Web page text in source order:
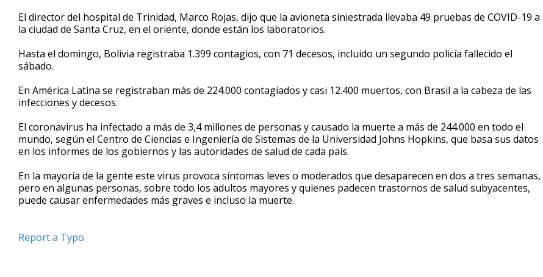
El director del hospital de Trinidad, Marco Rojas, dijo que la avioneta siniestrada llevaba 49 pruebas de COVID-19 a
la ciudad de Santa Cruz, en el oriente, donde están los laboratorios.
Hasta el domingo, Bolivia registraba 1.399 contagios, con 71 decesos, incluido un segundo policía fallecido el
sábado.
En América Latina se registraban más de 224.000 contagiados y casi 12.400 muertos, con Brasil a la cabeza de las
infecciones y decesos.
El coronavirus ha infectado a más de 3,4 millones de personas y causado la muerte a más de 244.000 en todo el
mundo, según el Centro de Ciencias e Ingeniería de Sistemas de la Universidad Johns Hopkins, que basa sus datos
en los informes de los gobiernos y las autoridades de salud de cada país.
En la mayoría de la gente este virus provoca síntomas leves o moderados que desaparecen en dos a tres semanas,
pero en algunas personas, sobre todo los adultos mayores y quienes padecen trastornos de salud subyacentes,
puede causar enfermedades más graves e incluso la muerte.
Report a Typo